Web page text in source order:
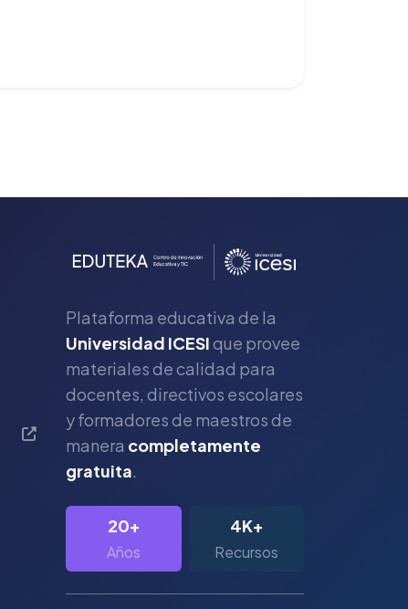
Plataforma educativa de la
Universidad ICESIque provee
materiales de calidad para
docentes, directivos escolares
y formadores de maestros de
manera completamente
gratuita.
20+
Años
4K+
Recursos